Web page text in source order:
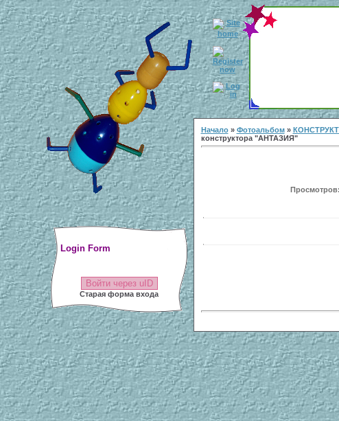
Login Form
Войти через uID
Старая форма входа
Начало» Фотоальбом»
конструктора "АНТАЗИЯ"
Просмотров: